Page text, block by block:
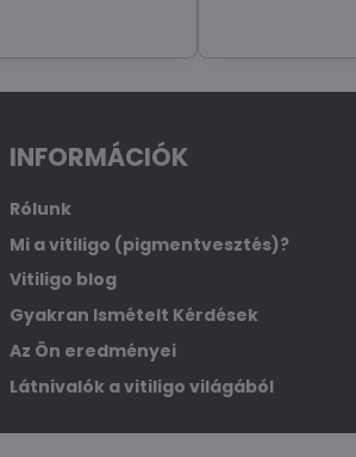
INFORMÁCIÓK
Rólunk
Mi a vitiligo (pigmentvesztés)?
Vitiligo blog
Gyakran Ismételt Kérdések
Az Ön eredményei
Látnivalók a vitiligo világából